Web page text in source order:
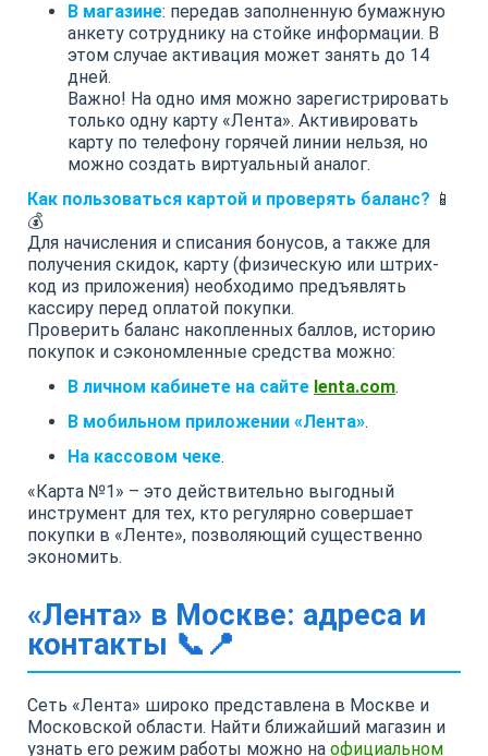
В магазине: передав заполненную бумажную
анкету сотруднику на стойке информации. В
этом случае активация может занять до 14
дней.
Важно! На одно имя можно зарегистрировать
только одну карту «Лента». Активировать
карту по телефону горячей линии нельзя, но
можно создать виртуальный аналог.
Как пользоваться картой и проверять баланс? 📱
💰
Для начисления и списания бонусов, а также для
получения скидок, карту (физическую или штрих-
код из приложения) необходимо предъявлять
кассиру перед оплатой покупки.
Проверить баланс накопленных баллов, историю
покупок и сэкономленные средства можно:
В личном кабинете на сайте lenta.com.
В мобильном приложении «Лента».
На кассовом чеке.
«Карта №1» – это действительно выгодный
инструмент для тех, кто регулярно совершает
покупки в «Ленте», позволяющий существенно
экономить.
«Лента» в Москве: адреса и
контакты 📞📍
Сеть «Лента» широко представлена в Москве и
Московской области. Найти ближайший магазин и
узнать его режим работы можно на официальном